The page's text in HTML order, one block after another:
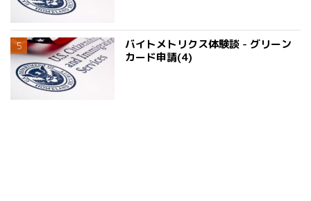
バイトメトリクス体験談 - グリーン
カード申請(4)